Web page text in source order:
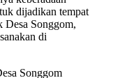
dijadikan tempat
Songgom,
di
Songgom